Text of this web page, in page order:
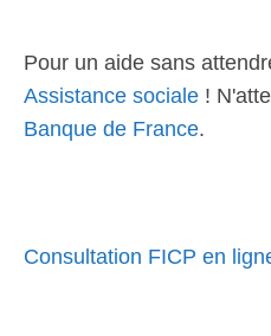
Pour un aide sans
Assistance sociale !
Banque de France.
Consultation FICP en